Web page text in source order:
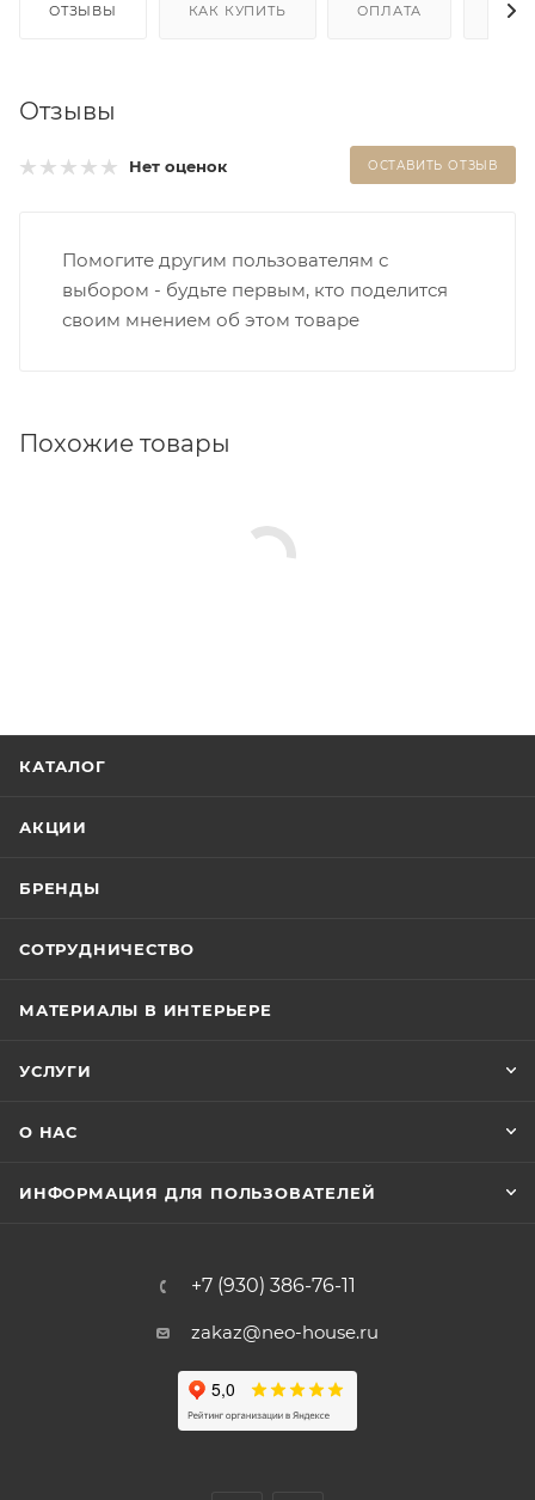
ОТЗЫВЫ КАК КУПИТЬ ОПЛАТА
Отзывы
Нет оценок ОСТАВИТЬ ОТЗЫВ
Помогите другим пользователям с
выбором - будьте первым, кто поделится
своим мнением об этом товаре
Похожие товары
КАТАЛОГ
АКЦИИ
БРЕНДЫ
СОТРУДНИЧЕСТВО
МАТЕРИАЛЫ В ИНТЕРЬЕРЕ
УСЛУГИ
О НАС
ИНФОРМАЦИЯ ДЛЯ ПОЛЬЗОВАТЕЛЕЙ
+7 (930) 386-76-11
zakaz@neo-house.ru